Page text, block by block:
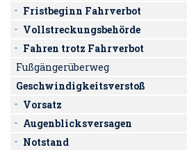
Fristbeginn Fahrverbot
Vollstreckungsbehörde
Fahren trotz Fahrverbot
Fußgängerüberweg
Geschwindigkeitsverstoß
Vorsatz
Augenblicksversagen
Notstand